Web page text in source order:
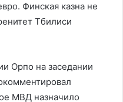
Финская казна не
Тбилиси
Орпо на заседании
МВД назначило